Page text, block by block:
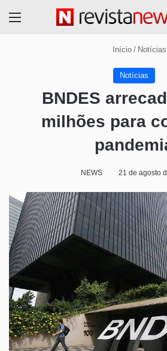
Início / Notícias
Notícias
BNDES
milhões para
NEWS 21 de agosto